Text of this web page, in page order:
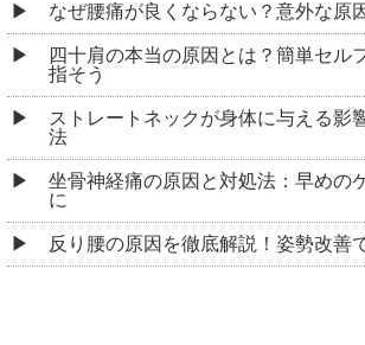
なぜ腰痛が良くならない？意外な原
四十肩の本当の原因とは？簡単セル
指そう
ストレートネックが身体に与える影
法
坐骨神経痛の原因と対処法：早めの
に
反り腰の原因を徹底解説！姿勢改善